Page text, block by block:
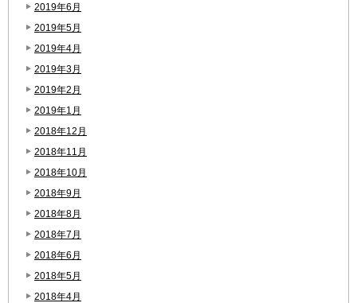
2019年6月
2019年5月
2019年4月
2019年3月
2019年2月
2019年1月
2018年12月
2018年11月
2018年10月
2018年9月
2018年8月
2018年7月
2018年6月
2018年5月
2018年4月